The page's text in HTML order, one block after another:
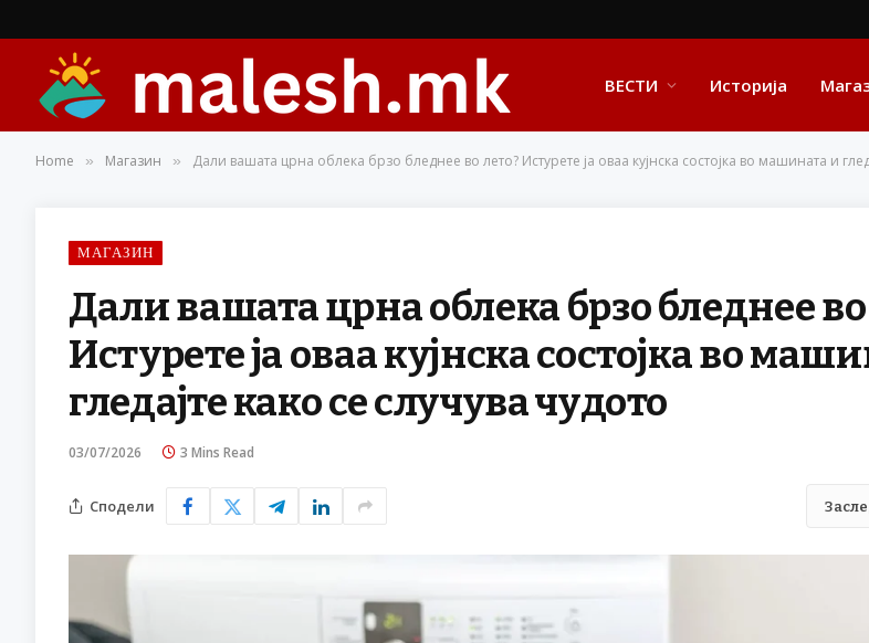
ВЕСТИ Историја
Home » Магазин » Дали вашата црна облека брзо бледнее во лето? Истурете ја оваа кујнска состојка во машината и
МАГАЗИН
Дали вашата црна облека брзо бледнее во
Истурете ја оваа кујнска состојка во
гледајте како се случува чудото
03/07/2026 3 Mins Read
Сподели